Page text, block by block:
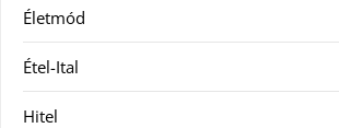
Életmód
Étel-Ital
Hitel